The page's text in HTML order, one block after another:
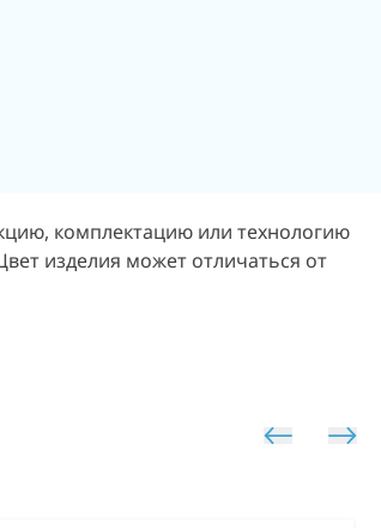
комплектацию или технологию
изделия может отличаться от